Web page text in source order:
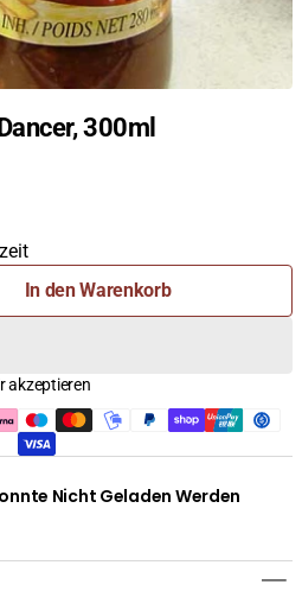
300ml
In den Warenkorb
akzeptieren
Nicht Geladen Werden